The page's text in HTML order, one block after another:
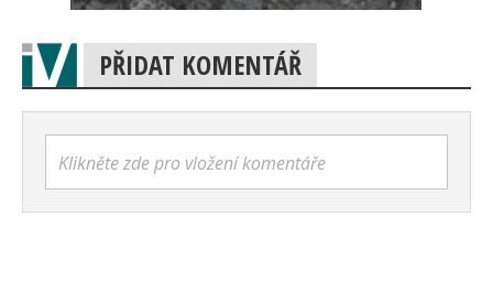
PŘIDAT KOMENTÁŘ
Klikněte zde pro vložení komentáře